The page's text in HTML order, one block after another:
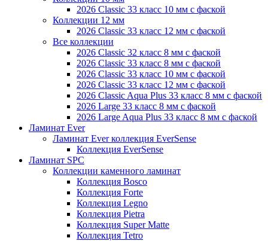
2026 Classic 33 класс 10 мм с фаской
Коллекции 12 мм
2026 Classic 33 класс 12 мм с фаской
Все коллекции
2026 Classic 32 класс 8 мм с фаской
2026 Classic 33 класс 8 мм с фаской
2026 Classic 33 класс 10 мм с фаской
2026 Classic 33 класс 12 мм с фаской
2026 Classic Aqua Plus 33 класс 8 мм с фаской
2026 Large 33 класс 8 мм с фаской
2026 Large Aqua Plus 33 класс 8 мм с фаской
Ламинат Ever
Ламинат Ever коллекция EverSense
Коллекция EverSense
Ламинат SPC
Коллекции каменного ламинат
Коллекция Bosco
Коллекция Forte
Коллекция Legno
Коллекция Pietra
Коллекция Super Matte
Коллекция Tetro